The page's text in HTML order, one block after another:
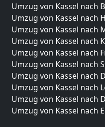
Umzug von Kassel nach
Umzug von Kassel nach
Umzug von Kassel nach
Umzug von Kassel nach
Umzug von Kassel nach
Umzug von Kassel nach
Umzug von Kassel nach
Umzug von Kassel nach
Umzug von Kassel nach
Umzug von Kassel nach